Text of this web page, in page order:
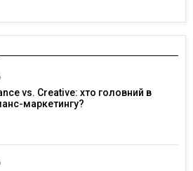
vs. Creative: хто головний в
маркетингу?